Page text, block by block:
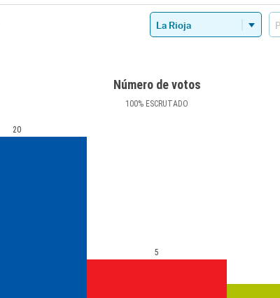
Número de votos
100% ESCRUTADO
20
5